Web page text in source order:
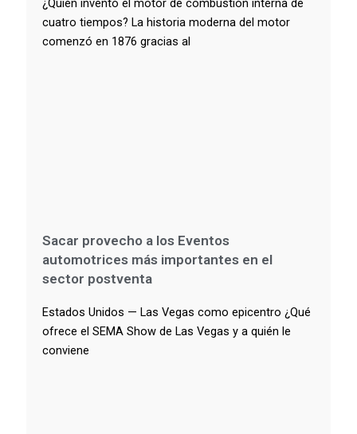
¿Quién inventó el motor de combustión interna de
cuatro tiempos? La historia moderna del motor
comenzó en 1876 gracias al
Sacar provecho a los Eventos
automotrices más importantes en el
sector postventa
Estados Unidos — Las Vegas como epicentro ¿Qué
ofrece el SEMA Show de Las Vegas y a quién le
conviene